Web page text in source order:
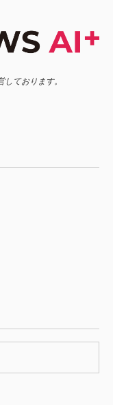
しております。